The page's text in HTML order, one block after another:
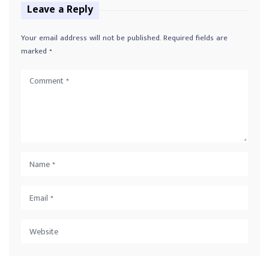
Leave a Reply
Your email address will not be published.Required fields are
marked *